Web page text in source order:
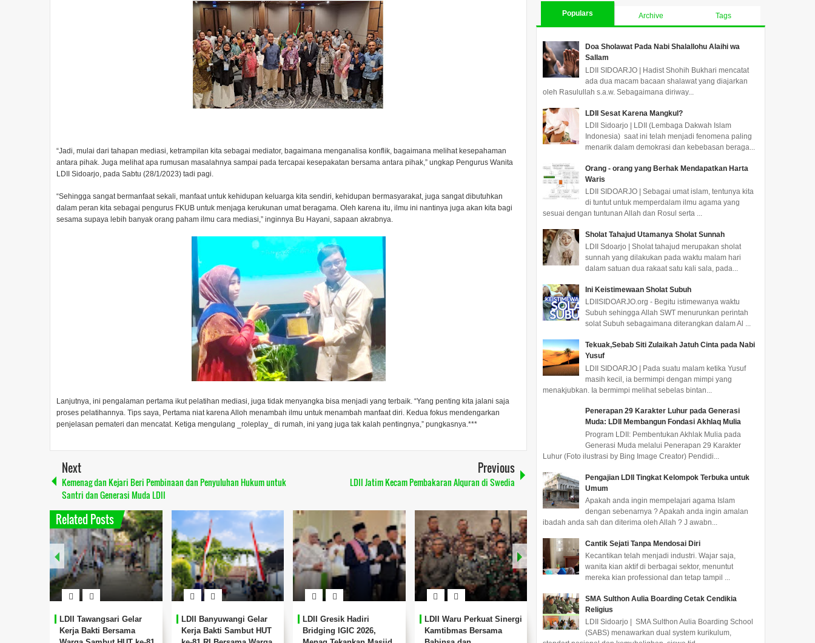
“Jadi, mulai dari tahapan mediasi, ketrampilan kita sebagai mediator, bagaimana menganalisa konflik, bagaimana melihat kesepahaman
antara pihak. Juga melihat apa rumusan masalahnya sampai pada tercapai kesepakatan bersama antara pihak,” ungkap Pengurus Wanita
LDII Sidoarjo, pada Sabtu (28/1/2023) tadi pagi.
“Sehingga sangat bermanfaat sekali, manfaat untuk kehidupan keluarga kita sendiri, kehidupan bermasyarakat, juga sangat dibutuhkan
dalam peran kita sebagai pengurus FKUB untuk menjaga kerukunan umat beragama. Oleh karena itu, ilmu ini nantinya juga akan kita bagi
sesama supaya lebih banyak orang paham ilmu cara mediasi,” inginnya Bu Hayani, sapaan akrabnya.
Lanjutnya, ini pengalaman pertama ikut pelatihan mediasi, juga tidak menyangka bisa menjadi yang terbaik. “Yang penting kita jalani saja
proses pelatihannya. Tips saya, Pertama niat karena Alloh menambah ilmu untuk menambah manfaat diri. Kedua fokus mendengarkan
penjelasan pemateri dan mencatat. Ketiga mengulang _roleplay_ di rumah, ini yang juga tak kalah pentingnya,” pungkasnya.***
Next
Kemenag dan Kejari Beri Pembinaan dan Penyuluhan Hukum untuk
Santri dan Generasi Muda LDII
Previous
LDII Jatim Kecam Pembakaran Alquran di Swedia
Related Posts
Waru Perkuat Sinergi
Bersama
LDII Balongbendo
Audiensi dengan
LDII Dukung Pemkab
Sidoarjo Tindak Tegas
LDII Mimika Serahkan
Majalah Nuansa Persada
LDII Balongbendo Hadiri
Pelantikan Pengurus
Populars Archive Tags
Doa Sholawat Pada Nabi Shalallohu Alaihi wa
Sallam
LDII SIDOARJO | Hadist Shohih Bukhari mencatat
ada dua macam bacaan shalawat yang diajarkan
oleh Rasulullah s.a.w. Sebagaimana diriway...
LDII Sesat Karena Mangkul?
LDII Sidoarjo | LDII (Lembaga Dakwah Islam
Indonesia) saat ini telah menjadi fenomena paling
menarik dalam demokrasi dan kebebasan beraga...
Orang - orang yang Berhak Mendapatkan Harta
Waris
LDII SIDOARJO | Sebagai umat islam, tentunya kita
di tuntut untuk memperdalam ilmu agama yang
sesuai dengan tuntunan Allah dan Rosul serta ...
Sholat Tahajud Utamanya Sholat Sunnah
LDII Sdoarjo | Sholat tahajud merupakan sholat
sunnah yang dilakukan pada waktu malam hari
dalam satuan dua rakaat satu kali sala, pada...
Ini Keistimewaan Sholat Subuh
LDIISIDOARJO.org - Begitu istimewanya waktu
Subuh sehingga Allah SWT menurunkan perintah
solat Subuh sebagaimana diterangkan dalam Al ...
Tekuak,Sebab Siti Zulaikah Jatuh Cinta pada Nabi
Yusuf
LDII SIDOARJO | Pada suatu malam ketika Yusuf
masih kecil, ia bermimpi dengan mimpi yang
menakjubkan. Ia bermimpi melihat sebelas bintan...
Penerapan 29 Karakter Luhur pada Generasi
Muda: LDII Membangun Fondasi Akhlaq Mulia
Program LDII: Pembentukan Akhlak Mulia pada
Generasi Muda melalui Penerapan 29 Karakter
Luhur (Foto ilustrasi by Bing Image Creator) Pendidi...
Pengajian LDII Tingkat Kelompok Terbuka untuk
Umum
Apakah anda ingin mempelajari agama Islam
dengan sebenarnya ? Apakah anda ingin amalan
ibadah anda sah dan diterima oleh Allah ? J awabn...
Cantik Sejati Tanpa Mendosai Diri
Kecantikan telah menjadi industri. Wajar saja,
wanita kian aktif di berbagai sektor, menuntut
mereka kian professional dan tetap tampil ...
SMA Sulthon Aulia Boarding Cetak Cendikia
Religius
LDII Sidoarjo | SMA Sulthon Aulia Boarding School
(SABS) menawarkan dual system kurikulum,